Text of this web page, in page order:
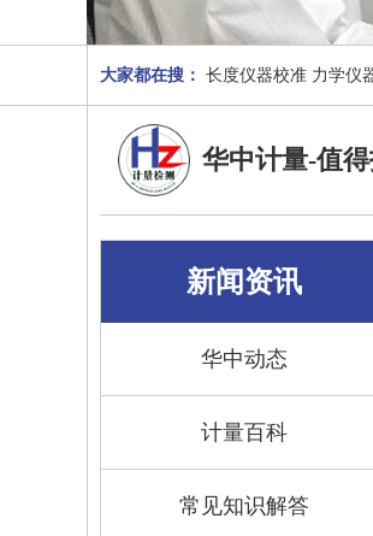
大家都在搜： 长度仪器校准 力学仪
华中计量-值
新闻资讯
华中动态
计量百科
常见知识解答